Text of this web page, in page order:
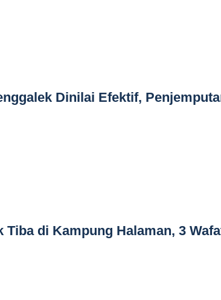
Dinilai Efektif,
Tiba di Kampung Halaman, 3